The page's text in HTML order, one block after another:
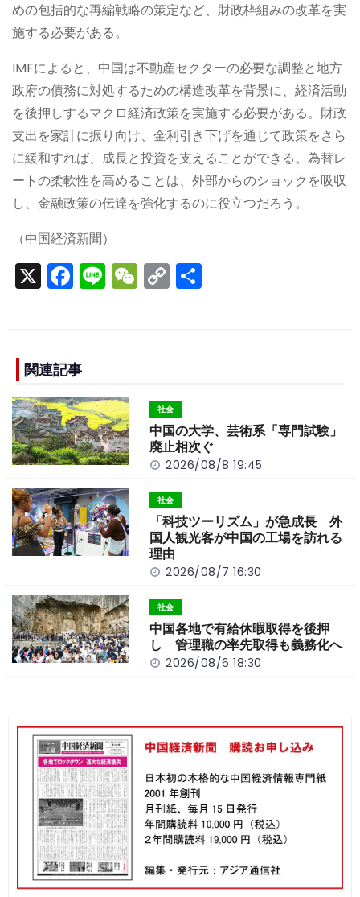
めの包括的な再編戦略の策定など、財政枠組みの改革を実
施する必要がある。
IMFによると、中国は不動産セクターの必要な調整と地方
政府の債務に対処するための構造改革を背景に、経済活動
を後押しするマクロ経済政策を実施する必要がある。財政
支出を家計に振り向け、金利引き下げを通じて政策をさら
に緩和すれば、成長と投資を支えることができる。為替レ
ートの柔軟性を高めることは、外部からのショックを吸収
し、金融政策の伝達を強化するのに役立つだろう。
（中国経済新聞）
X F
e
b
o
o
k
Li W C
n
k
関連記事
社会
中国の大学、芸術系「専門試験」
廃止相次ぐ
2026/08/8 19:45
社会
「科技ツーリズム」が急成長 外
国人観光客が中国の工場を訪れる
理由
2026/08/7 16:30
社会
中国各地で有給休暇取得を後押
し 管理職の率先取得も義務化へ
2026/08/6 18:30